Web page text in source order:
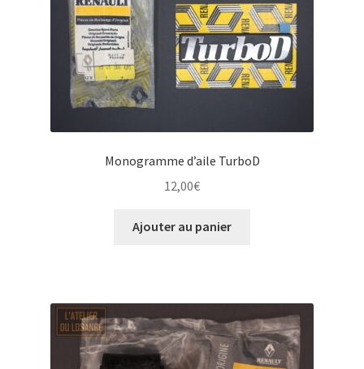
Monogramme d’aile TurboD
12,00€
Ajouter au panier